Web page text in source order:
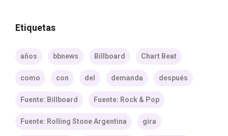
Etiquetas
años bbnews Billboard Chart Beat
como con del demanda después
Fuente: Billboard Fuente: Rock & Pop
Fuente: Rolling Stone Argentina gira